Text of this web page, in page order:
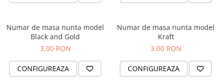
Semne de Carte
Trofee
Numar de masa nunta model
Black and Gold
3,00 RON
CONFIGUREAZA
Numar de masa nunta model
Kraft
3,00 RON
CONFIGUREAZA